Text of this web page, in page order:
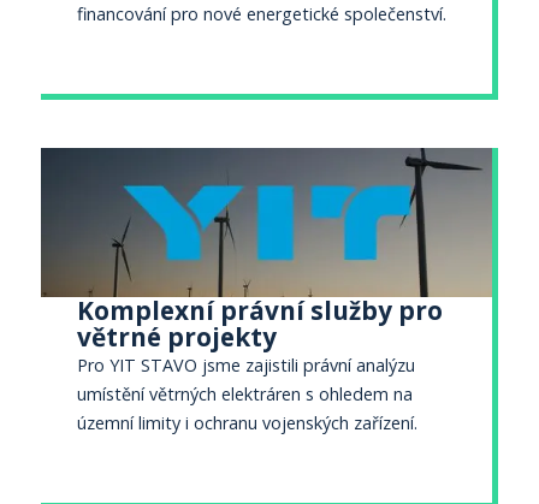
financování pro nové energetické společenství.
Komplexní právní služby pro
větrné projekty
Pro YIT STAVO jsme zajistili právní analýzu
umístění větrných elektráren s ohledem na
územní limity i ochranu vojenských zařízení.